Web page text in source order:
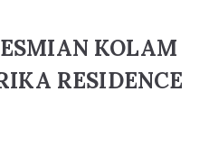
KOLAM
RESIDENCE